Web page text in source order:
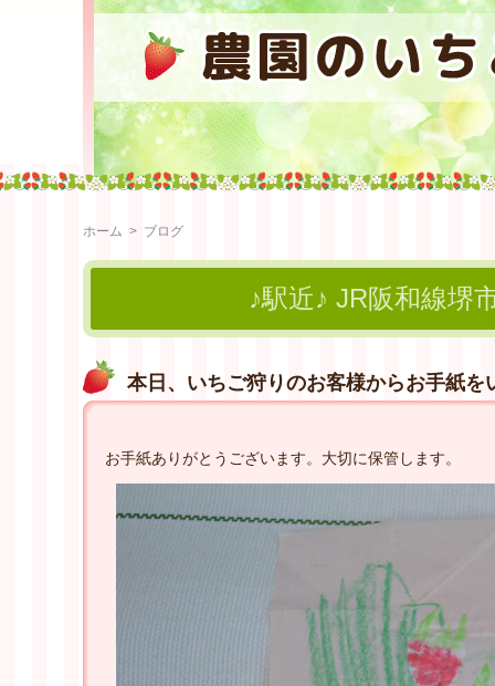
ホーム > ブログ
♪駅近♪ JR阪和線堺
本日、いちご狩りのお客様からお手紙を
お手紙ありがとうございます。大切に保管します。